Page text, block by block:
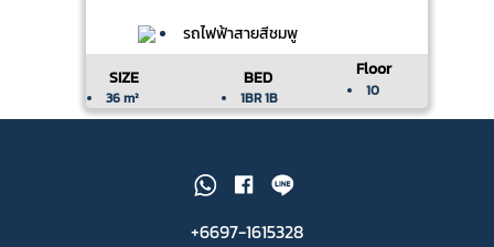
รถไฟฟ้าสายสีชมพู
SIZE
36 m²
BED
1BR 1B
Floor
10
+6697-1615328